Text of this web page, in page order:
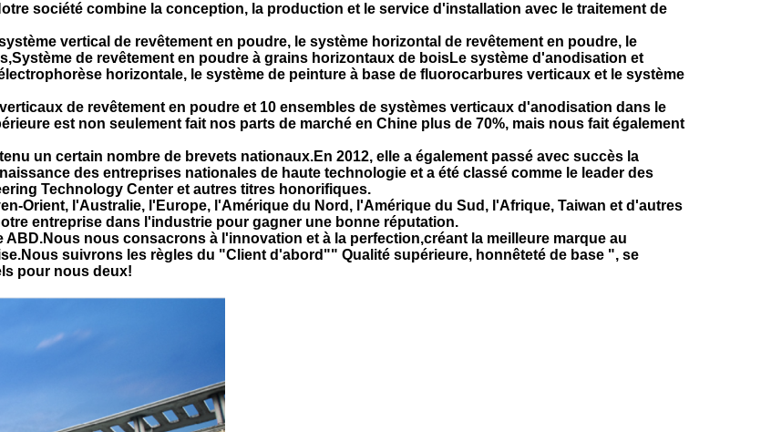
société combine la conception, la production et le service d'installation avec le traitement de
vertical de revêtement en poudre, le système horizontal de revêtement en poudre, le
de revêtement en poudre à grains horizontaux de boisLe système d'anodisation et
horizontale, le système de peinture à base de fluorocarbures verticaux et le système
de revêtement en poudre et 10 ensembles de systèmes verticaux d'anodisation dans le
est non seulement fait nos parts de marché en Chine plus de 70%, mais nous fait également
un certain nombre de brevets nationaux.En 2012, elle a également passé avec succès la
des entreprises nationales de haute technologie et a été classé comme le leader des
Technology Center et autres titres honorifiques.
Orient, l'Australie, l'Europe, l'Amérique du Nord, l'Amérique du Sud, l'Afrique, Taiwan et d'autres
entreprise dans l'industrie pour gagner une bonne réputation.
nous consacrons à l'innovation et à la perfection,créant la meilleure marque au
suivrons les règles du "Client d'abord"" Qualité supérieure, honnêteté de base ", se
pour nous deux!